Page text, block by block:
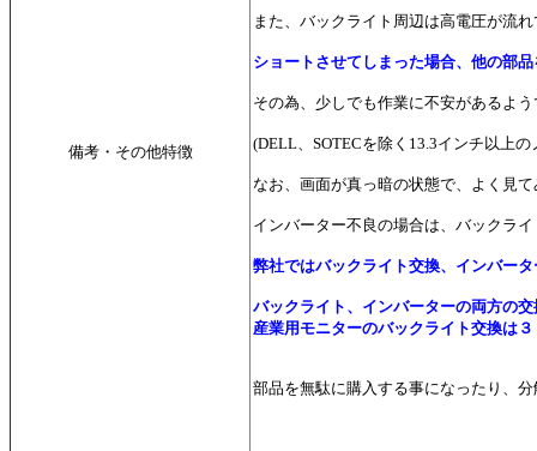
備考・その他特徴
また、バックライト周辺は高電圧が流
ショートさせてしまった場合、他の部
その為、少しでも作業に不安があるよ
(DELL、SOTECを除く13.3インチ以上
なお、画面が真っ暗の状態で、よく見
インバーター不良の場合は、バックラ
弊社ではバックライト交換、インバー
バックライト、インバーターの両方の
産業用モニターのバックライト交換は
部品を無駄に購入する事になったり、